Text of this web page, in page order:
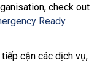
check out
Ready
cận các dịch vụ,